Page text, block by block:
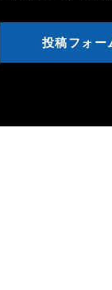
投稿フォー